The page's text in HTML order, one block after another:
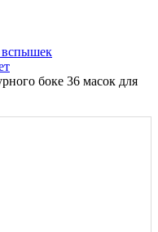
вспышек
боке 36 масок для